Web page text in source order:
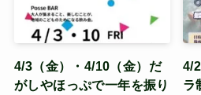
4/3（金）・4/10（金）だ
がしやほっぷで一年を振り
4/
ラ